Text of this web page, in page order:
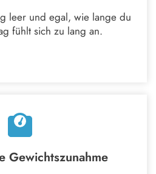
leer und egal, wie lange du
fühlt sich zu lang an.
Gewichtszunahme